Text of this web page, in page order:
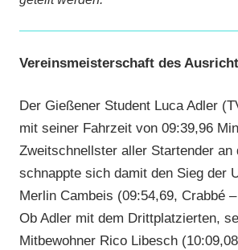
Vereinsmeisterschaft des
Der Gießener Student Luca Adler
mit seiner Fahrzeit von 09:39,96
Zweitschnellster aller Startender an
schnappte sich damit den Sieg der
Merlin Cambeis (09:54,69, Crabbé
Ob Adler mit dem Drittplatzierten,
Mitbewohner Rico Libesch